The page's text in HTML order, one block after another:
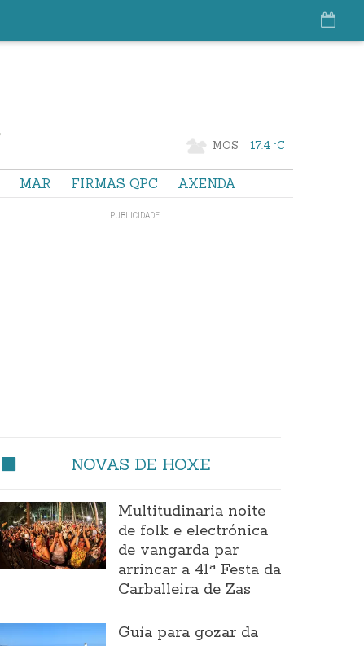
MOS 17.4 °C
MAR FIRMAS QPC AXENDA
NOVAS DE HOXE
Multitudinaria noite
de folk e electrónica
de vangarda par
arrincar a 41ª Festa da
Carballeira de Zas
Guía para gozar da